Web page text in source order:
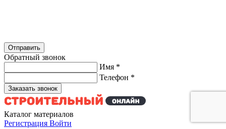
Обратный звонок
Имя *
Телефон *
Каталог материалов
Регистрация Войти